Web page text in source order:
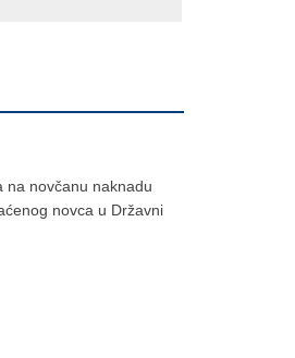
novčanu naknadu
novca u Državni